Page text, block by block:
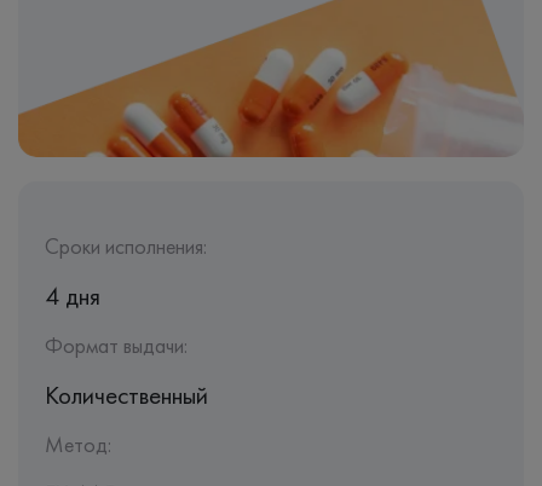
Сроки исполнения:
4 дня
Формат выдачи:
Количественный
Метод: